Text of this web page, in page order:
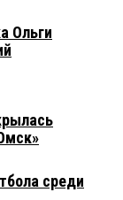
Ольги
среди